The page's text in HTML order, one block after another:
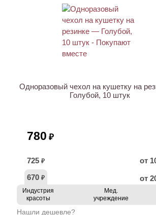
Одноразовый чехол на кушетку на
Голубой, 10 штук
780 ₽
725 ₽
от
670 ₽ от
Индустрия
красоты
Мед.
учреждение
Нашли дешевле?